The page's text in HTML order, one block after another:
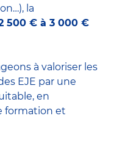
la
500 € à 3 000 €
à valoriser les
EJE par une
en
formation et